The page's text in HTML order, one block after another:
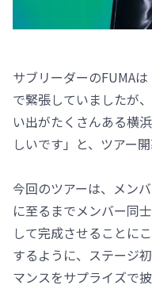
サブリーダーのFUMA
で緊張していましたが
い出がたくさんある横
しいです」と、ツアー
今回のツアーは、メン
に至るまでメンバー同
して完成させることに
するように、ステージ
マンスをサプライズで